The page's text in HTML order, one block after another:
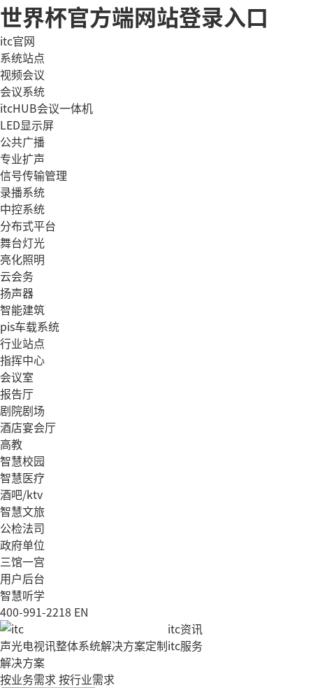
世界杯官方端网站登录入口
itc官网
系统站点
视频会议
会议系统
itcHUB会议一体机
LED显示屏
公共广播
专业扩声
信号传输管理
录播系统
中控系统
分布式平台
舞台灯光
亮化照明
云会务
扬声器
智能建筑
pis车载系统
行业站点
指挥中心
会议室
报告厅
剧院剧场
酒店宴会厅
高教
智慧校园
智慧医疗
酒吧/ktv
智慧文旅
公检法司
政府单位
三馆一宫
用户后台
智慧听学
400-991-2218 EN
声光电视讯整体系统解决方案定制
解决方案
按业务需求按行业需求
itc资讯
itc服务